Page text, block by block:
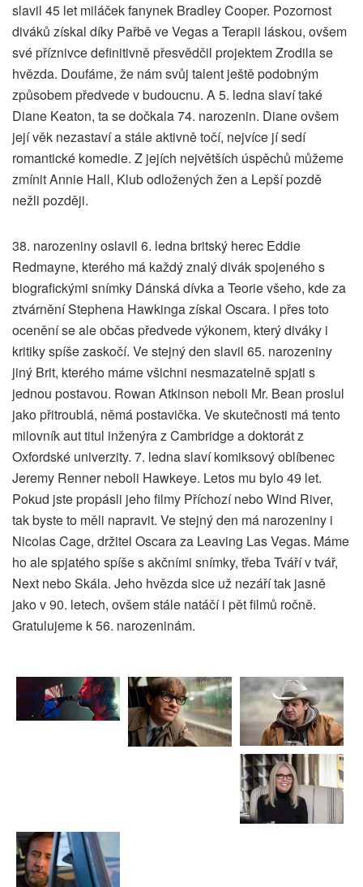
slavil 45 let miláček fanynek Bradley Cooper. Pozornost
diváků získal díky Pařbě ve Vegas a Terapii láskou, ovšem
své příznivce definitivně přesvědčil projektem Zrodila se
hvězda. Doufáme, že nám svůj talent ještě podobným
způsobem předvede v budoucnu. A 5. ledna slaví také
Diane Keaton, ta se dočkala 74. narozenin. Diane ovšem
její věk nezastaví a stále aktivně točí, nejvíce jí sedí
romantické komedie. Z jejích největších úspěchů můžeme
zmínit Annie Hall, Klub odložených žen a Lepší pozdě
nežli později.
38. narozeniny oslavil 6. ledna britský herec Eddie
Redmayne, kterého má každý znalý divák spojeného s
biografickými snímky Dánská dívka a Teorie všeho, kde za
ztvárnění Stephena Hawkinga získal Oscara. I přes toto
ocenění se ale občas předvede výkonem, který diváky i
kritiky spíše zaskočí. Ve stejný den slavil 65. narozeniny
jiný Brit, kterého máme všichni nesmazatelně spjati s
jednou postavou. Rowan Atkinson neboli Mr. Bean proslul
jako přitroublá, němá postavička. Ve skutečnosti má tento
milovník aut titul inženýra z Cambridge a doktorát z
Oxfordské univerzity. 7. ledna slaví komiksový oblíbenec
Jeremy Renner neboli Hawkeye. Letos mu bylo 49 let.
Pokud jste propásli jeho filmy Příchozí nebo Wind River,
tak byste to měli napravit. Ve stejný den má narozeniny i
Nicolas Cage, držitel Oscara za Leaving Las Vegas. Máme
ho ale spjatého spíše s akčními snímky, třeba Tváří v tvář,
Next nebo Skála. Jeho hvězda sice už nezáří tak jasně
jako v 90. letech, ovšem stále natáčí i pět filmů ročně.
Gratulujeme k 56. narozeninám.